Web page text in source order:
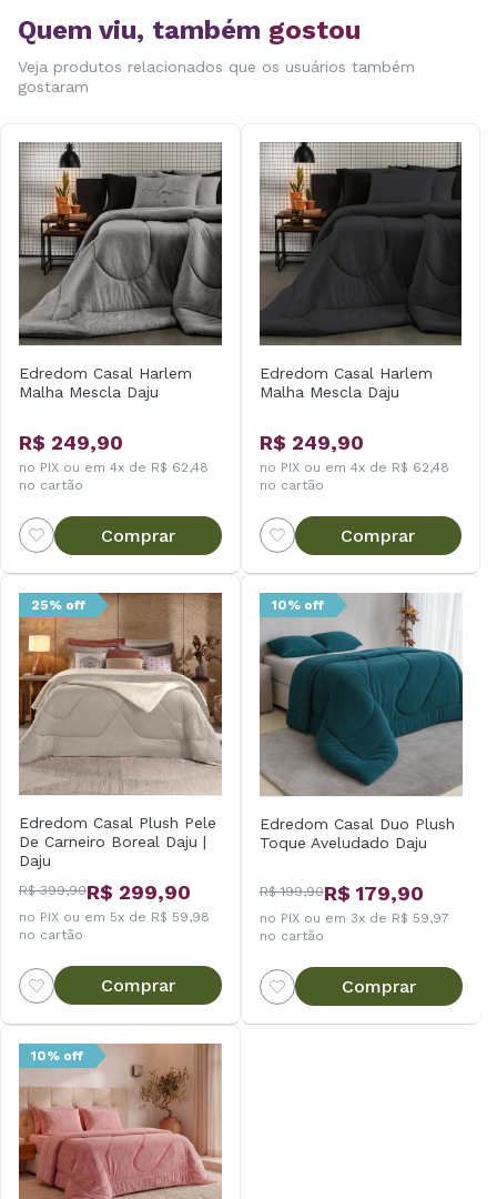
Quem viu, também gostou
Veja produtos relacionados que os usuários também
gostaram
Edredom Casal Harlem
Malha Mescla Daju
R$ 249,90
no PIX ou em 4x de R$ 62,48
no cartão
Comprar
Edredom Casal Harlem
Malha Mescla Daju
R$ 249,90
no PIX ou em 4x de R$ 62,48
no cartão
Comprar
25% off
Edredom Casal Plush Pele
De Carneiro Boreal Daju |
Daju
R$ 399,90R$ 299,90
no PIX ou em 5x de R$ 59,98
no cartão
Comprar
10% off
Edredom Casal Duo Plush
Toque Aveludado Daju
R$ 199,90R$ 179,90
no PIX ou em 3x de R$ 59,97
no cartão
Comprar
10% off